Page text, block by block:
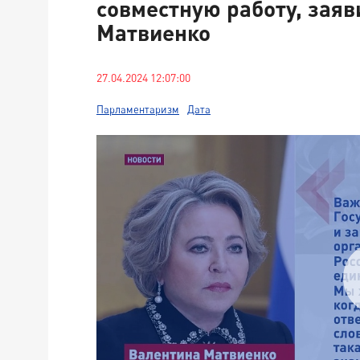
совместную работу,
Матвиенко
27.04.2024 12:07:00
Парламентаризм Дата